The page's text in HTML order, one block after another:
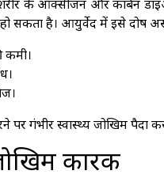
के ऑक्सीजन और कार्बन
सकता है। आयुर्वेद में इसे दोष
कमी।
गंभीर स्वास्थ्य जोखिम पैदा
कारक